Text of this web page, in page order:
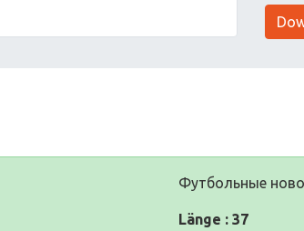
Футбольные
Länge : 37